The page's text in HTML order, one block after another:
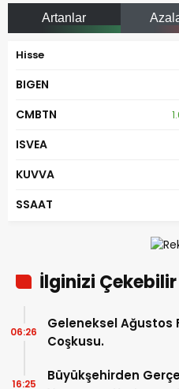
Artanlar
Hisse
BIGEN
CMBTN
ISVEA
KUVVA
SSAAT
İlginizi Çekebilir
Geleneksel Ağustos
Coşkusu.
06:26
Büyükşehirden
16:25